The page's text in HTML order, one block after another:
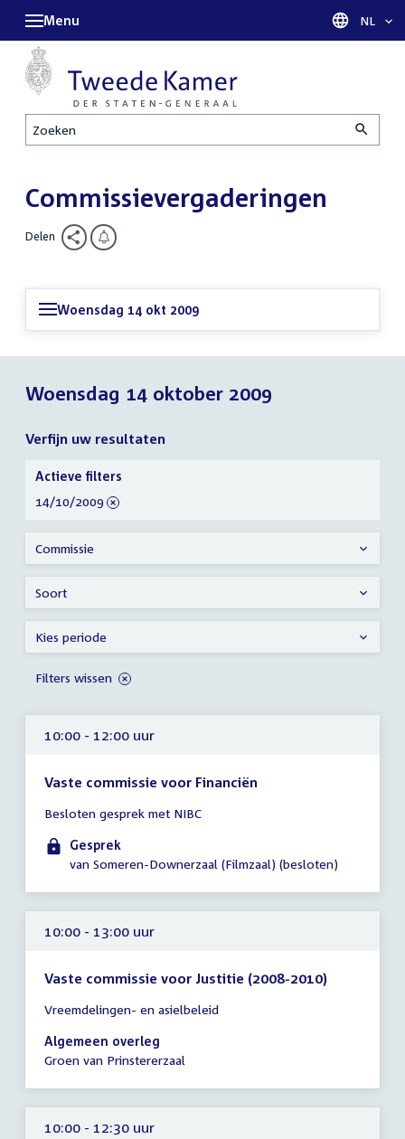
Zoeken
Menu Taal
NL
Commissievergaderingen
Delen
Woensdag 14 okt 2009
Woensdag 14 oktober 2009
Verfijn uw resultaten
10:00 - 12:00 uur
Vaste commissie voor Financiën
vergadering
10:00
-
uur
Besloten gesprek met NIBC
Gesprek
van Someren-Downerzaal (Filmzaal) (besloten)
10:00 - 13:00 uur
Vaste commissie voor Justitie (2008-2010)
vergadering
10:00
-
uur
Vreemdelingen- en asielbeleid
Algemeen overleg
Groen van Prinstererzaal
10:00 - 12:30 uur
Verfijn
uw
resultaten
Actieve filters
verwijder
14/10/2009
Commissie
Soort
Kies periode
Filters wissen